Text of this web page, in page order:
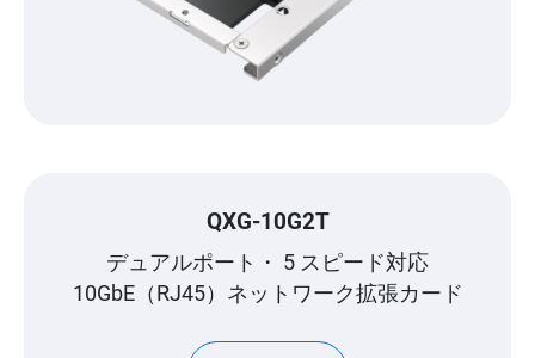
QXG-10G2T
デュアルポート・ 5 スピード対応
10GbE（RJ45）ネットワーク拡張カード